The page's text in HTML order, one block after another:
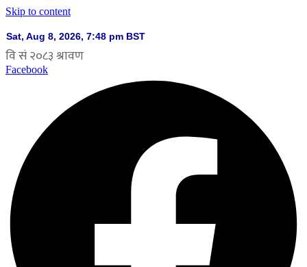
Skip to content
Facebook